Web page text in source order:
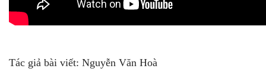
Tác giả bài viết: Nguyễn Văn Hoà